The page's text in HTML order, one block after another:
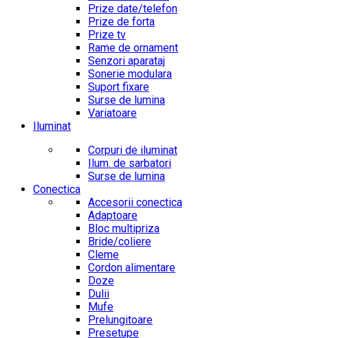
Prize date/telefon
Prize de forta
Prize tv
Rame de ornament
Senzori aparataj
Sonerie modulara
Suport fixare
Surse de lumina
Variatoare
Iluminat
Corpuri de iluminat
Ilum. de sarbatori
Surse de lumina
Conectica
Accesorii conectica
Adaptoare
Bloc multipriza
Bride/coliere
Cleme
Cordon alimentare
Doze
Dulii
Mufe
Prelungitoare
Presetupe